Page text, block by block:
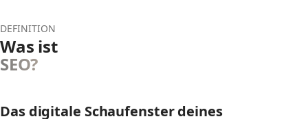
DEFINITION
Was ist
SEO?
Das digitale Schaufenster deines